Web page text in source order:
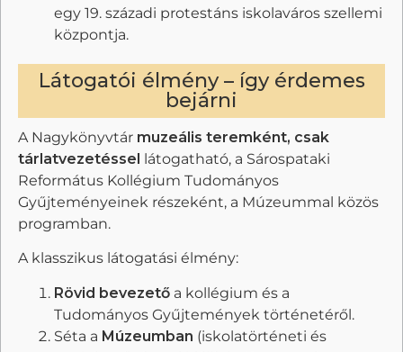
egy 19. századi protestáns iskolaváros szellemi
központja.
Látogatói élmény – így érdemes
bejárni
A Nagykönyvtár muzeális teremként, csak
tárlatvezetéssel látogatható, a Sárospataki
Református Kollégium Tudományos
Gyűjteményeinek részeként, a Múzeummal közös
programban.
A klasszikus látogatási élmény:
Rövid bevezetőa kollégium és a
Tudományos Gyűjtemények történetéről.
Séta a Múzeumban (iskolatörténeti és